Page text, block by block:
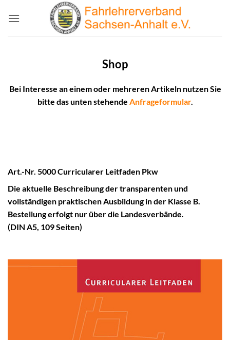
Inhalt
Shop
Bei Interesse an einem oder mehreren Artikeln nutzen Sie
bitte das unten stehende Anfrageformular.
Art.-Nr. 5000Curricularer Leitfaden Pkw
Die aktuelle Beschreibung der transparenten und
vollständigen praktischen Ausbildung in der Klasse B.
Bestellung erfolgt nur über die Landesverbände.
(DIN A5, 109 Seiten)